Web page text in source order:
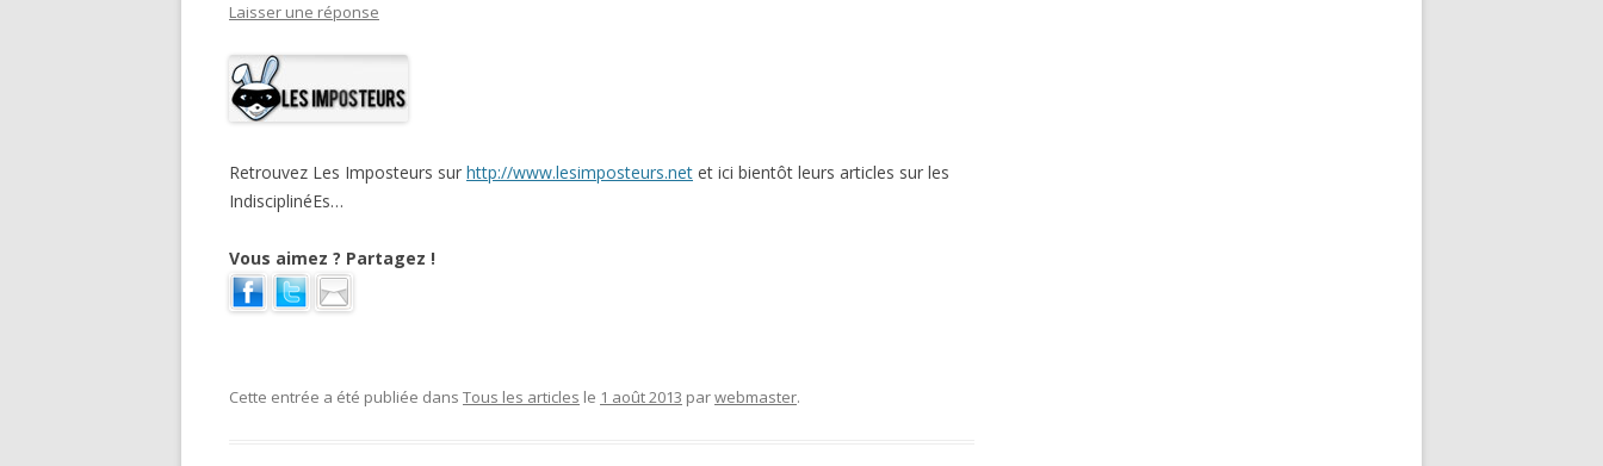
Laisser une réponse
Retrouvez Les Imposteurs sur http://www.lesimposteurs.net et ici bientôt leurs articles sur les
IndisciplinéEs…
Vous aimez ? Partagez !
Cette entrée a été publiée dans Tous les articles le 1 août 2013 parwebmaster.